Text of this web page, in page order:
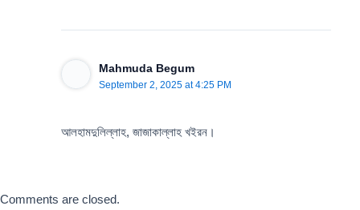
Mahmuda Begum
September 2, 2025 at 4:25 PM
আলহামদুলিল্লাহ, জাজাকাল্লাহ খইরন।
Comments are closed.